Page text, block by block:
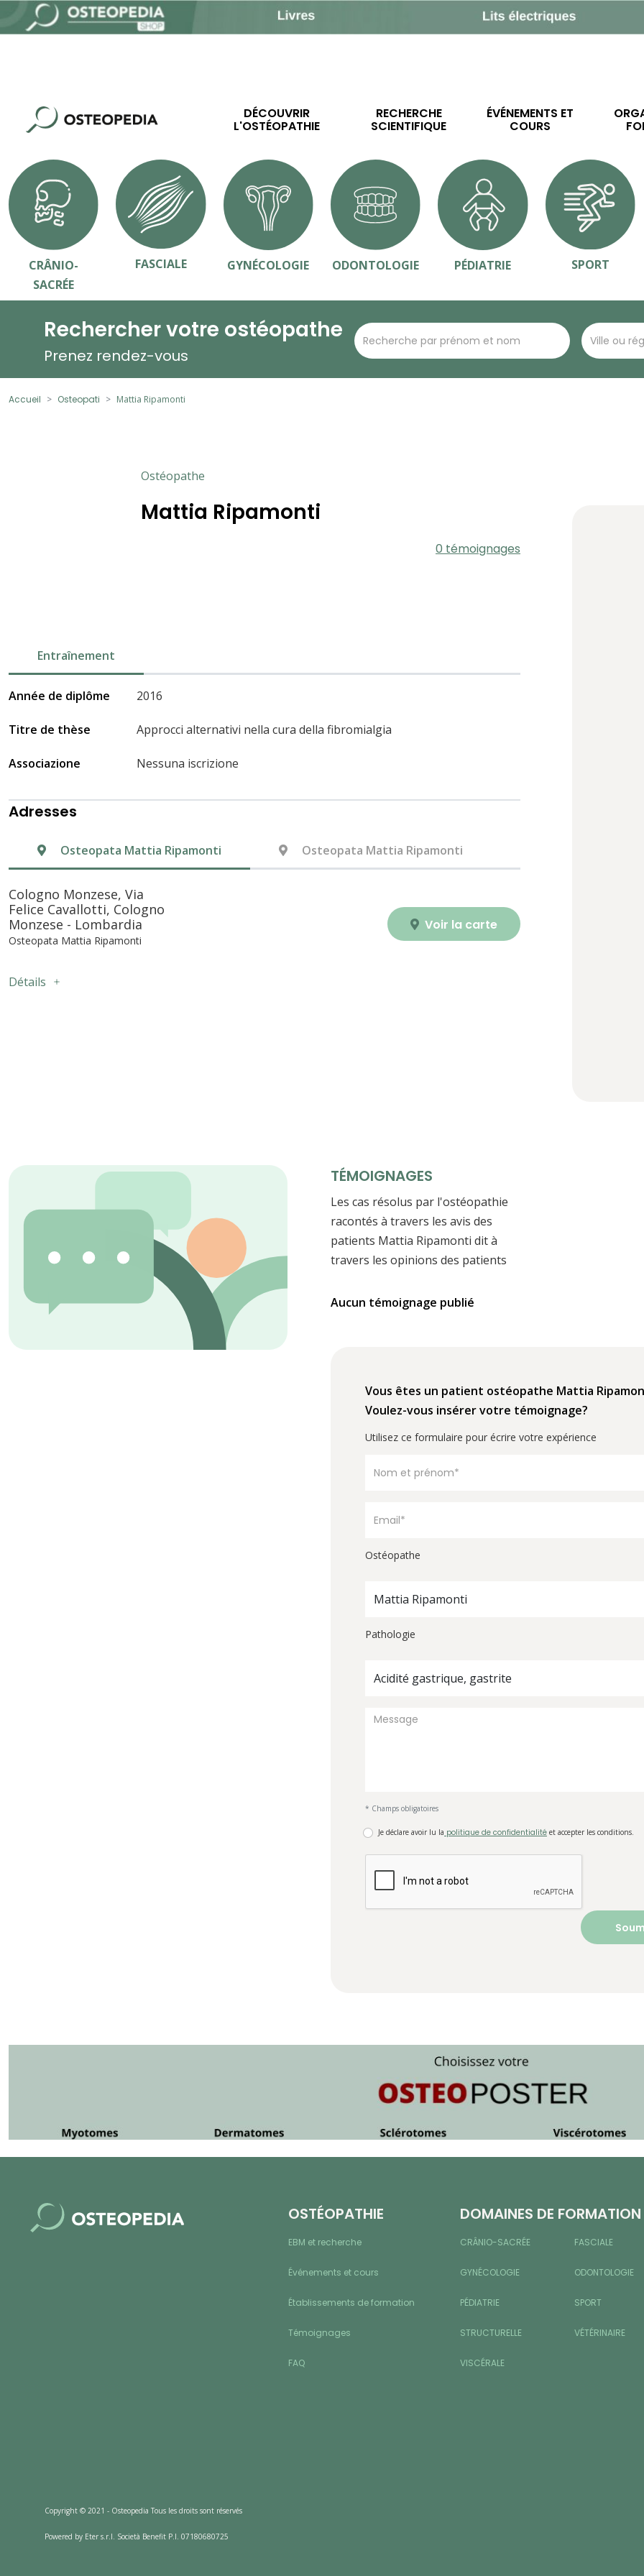
DÉCOUVRIR
L'OSTÉOPATHIE
RECHERCHE
SCIENTIFIQUE
ÉVÉNEMENTS ET
COURS
CRÂNIO-
SACRÉE
FASCIALE GYNÉCOLOGIE ODONTOLOGIE PÉDIATRIE SPORT
Rechercher votre ostéopathe
Prenez rendez-vous
Accueil Osteopati Mattia Ripamonti
Ostéopathe
Mattia Ripamonti
0 témoignages
Entraînement
Année de diplôme 2016
Titre de thèse Approcci alternativi nella cura della fibromialgia
Associazione Nessuna iscrizione
Adresses
Osteopata Mattia Ripamonti Osteopata Mattia Ripamonti
Cologno Monzese, Via
Felice Cavallotti, Cologno
Monzese - Lombardia
Osteopata Mattia Ripamonti
Voir la carte
Détails
TÉMOIGNAGES
Les cas résolus par l'ostéopathie
racontés à travers les avis des
patients Mattia Ripamonti dit à
travers les opinions des patients
Aucun témoignage publié
Vous êtes un patient ostéopathe Mattia
Voulez-vous insérer votre témoignage?
Utilisez ce formulaire pour écrire votre expérience
Ostéopathe
Mattia Ripamonti
Pathologie
Acidité gastrique, gastrite
* Champs obligatoires
Je déclare avoir lu la politique de confidentialité et accepter les conditions.
OSTÉOPATHIE
EBM et recherche
Événements et cours
Établissements de formation
Témoignages
FAQ
DOMAINES DE FORMATION
CRÂNIO-SACRÉE FASCIALE
GYNÉCOLOGIE ODONTOLOGIE
PÉDIATRIE SPORT
STRUCTURELLE VÉTÉRINAIRE
VISCÉRALE
Copyright © 2021 - Osteopedia Tous les droits sont réservés
Powered by Eter s.r.l. Società Benefit P.I. 07180680725